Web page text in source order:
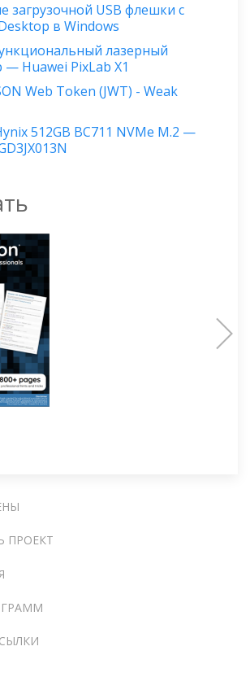
загрузочной USB флешки с
в Windows
лазерный
— Huawei PixLab X1
Web Token (JWT) - Weak
512GB BC711 NVMe M.2 —
ПРОЕКТ